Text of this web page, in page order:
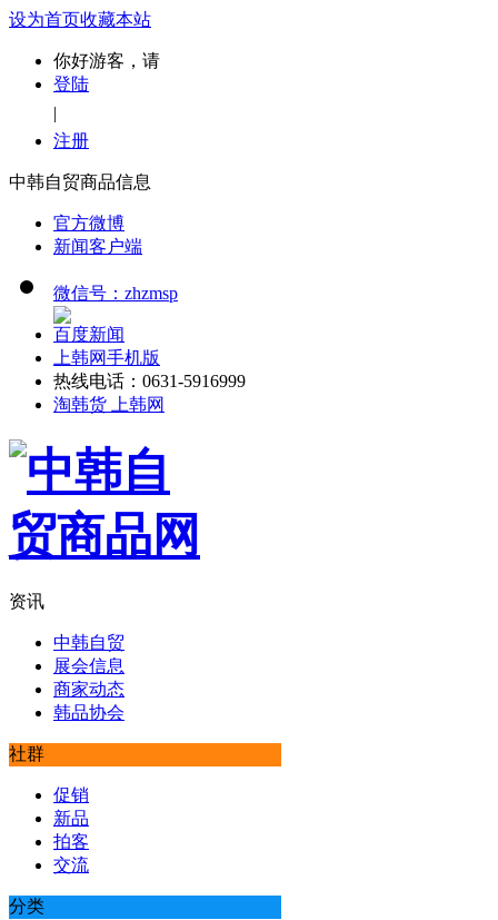
设为首页收藏本站
你好游客，请
登陆
|
注册
中韩自贸商品信息
官方微博
新闻客户端
微信号：zhzmsp
百度新闻
上韩网手机版
热线电话：0631-5916999
淘韩货 上韩网
资讯
中韩自贸
展会信息
商家动态
韩品协会
社群
促销
新品
拍客
交流
分类